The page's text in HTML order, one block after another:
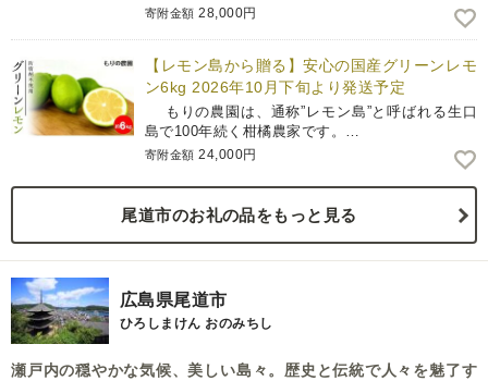
寄附金額 28,000円
【レモン島から贈る】安心の国産グリーンレモ
ン6kg 2026年10月下旬より発送予定
もりの農園は、通称”レモン島”と呼ばれる生口
島で100年続く柑橘農家です。…
寄附金額 24,000円
尾道市のお礼の品をもっと見る
広島県尾道市
ひろしまけん おのみちし
瀬戸内の穏やかな気候、美しい島々。歴史と伝統で人々を魅了す